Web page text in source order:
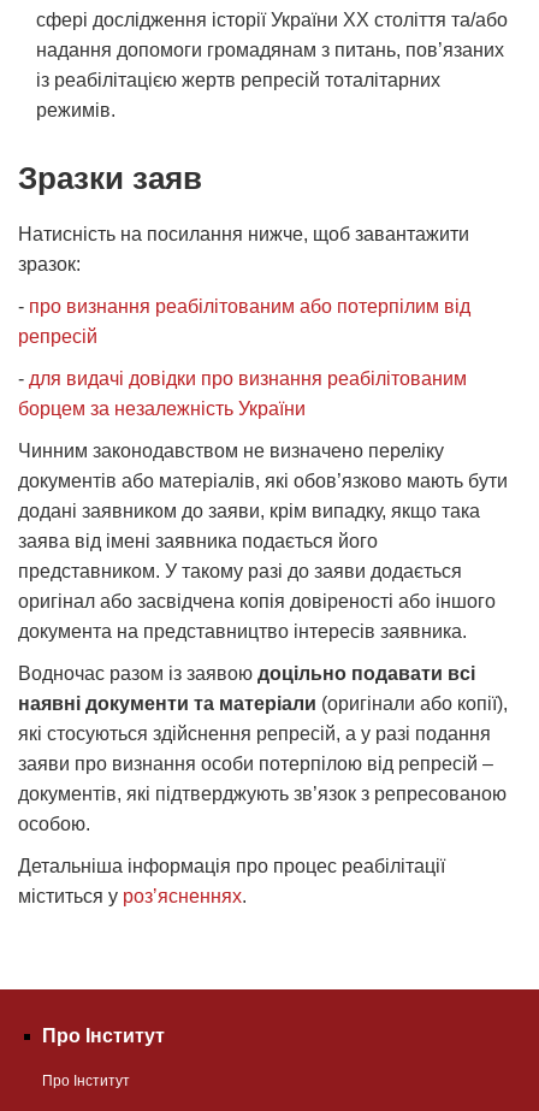
сфері дослідження історії України XX століття та/або
надання допомоги громадянам з питань, пов’язаних
із реабілітацією жертв репресій тоталітарних
режимів.
Зразки заяв
Натисність на посилання нижче, щоб завантажити
зразок:
- про визнання реабілітованим або потерпілим від
репресій
- для видачі довідки про визнання реабілітованим
борцем за незалежність України
Чинним законодавством не визначено переліку
документів або матеріалів, які обов’язково мають бути
додані заявником до заяви, крім випадку, якщо така
заява від імені заявника подається його
представником. У такому разі до заяви додається
оригінал або засвідчена копія довіреності або іншого
документа на представництво інтересів заявника.
Водночас разом із заявою доцільно подавати всі
наявні документи та матеріали (оригінали або копії),
які стосуються здійснення репресій, а у разі подання
заяви про визнання особи потерпілою від репресій –
документів, які підтверджують зв’язок з репресованою
особою.
Детальніша інформація про процес реабілітації
міститься у розʼясненнях.
Про Інститут
Про Інститут